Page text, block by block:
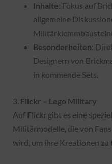
Inhalte: Fokus auf
allgemeine
Besonderheiten:
Designern von
in kommende Sets.
3. Flickr – Lego Military
Auf Flickr gibt es eine
Militärmodelle, die von
wird, um ihre Kreationen zu